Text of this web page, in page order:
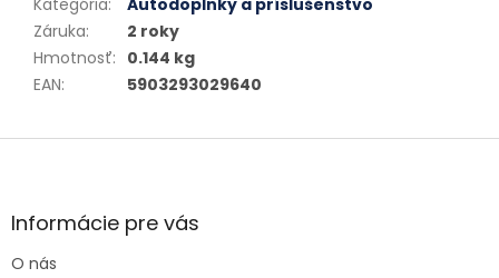
Záruka:
2 roky
Hmotnosť: 0.144 kg
EAN: 5903293029640
Zápätie
Informácie pre vás
O nás